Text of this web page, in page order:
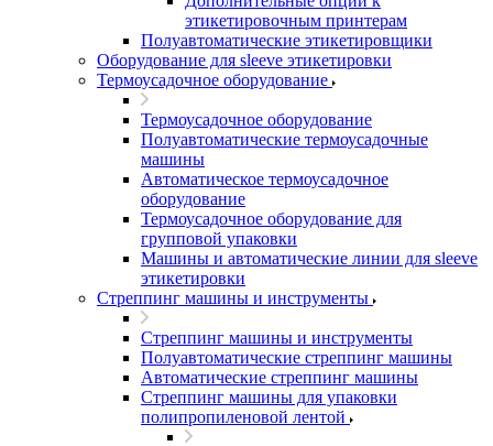
этикетировочным принтерам
Полуавтоматические этикетировщики
Оборудование для sleeve этикетировки
Термоусадочное оборудование
Термоусадочное оборудование
Полуавтоматические термоусадочные
машины
Автоматическое термоусадочное
оборудование
Термоусадочное оборудование для
групповой упаковки
Машины и автоматические линии для sleeve
этикетировки
Стреппинг машины и инструменты
Стреппинг машины и инструменты
Полуавтоматические стреппинг машины
Автоматические стреппинг машины
Стреппинг машины для упаковки
полипропиленовой лентой